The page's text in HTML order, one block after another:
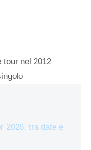
tour nel 2012
2026, tra date e